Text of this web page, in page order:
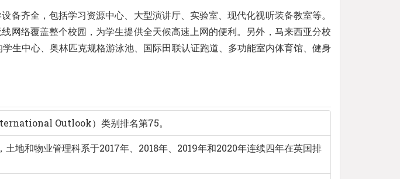
齐全，包括学习资源中心、大型演讲厅、实验室、现代化视听装备教室等。
网络覆盖整个校园，为学生提供全天候高速上网的便利。另外，马来西亚分校
中心、奥林匹克规格游泳池、国际田联认证跑道、多功能室内体育馆、健身
Outlook）类别排名第75。
和物业管理科系于2017年、2018年、2019年和2020年连续四年在英国排